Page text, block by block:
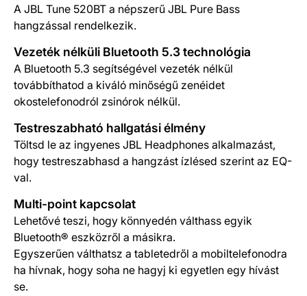
A JBL Tune 520BT a népszerű JBL Pure Bass
hangzással rendelkezik.
Vezeték nélküli Bluetooth 5.3 technológia
A Bluetooth 5.3 segítségével vezeték nélkül
továbbíthatod a kiváló minőségű zenéidet
okostelefonodról zsinórok nélkül.
Testreszabható hallgatási élmény
Töltsd le az ingyenes JBL Headphones alkalmazást,
hogy testreszabhasd a hangzást ízlésed szerint az EQ-
val.
Multi-point kapcsolat
Lehetővé teszi, hogy könnyedén válthass egyik
Bluetooth® eszközről a másikra.
Egyszerűen válthatsz a tabletedről a mobiltelefonodra
ha hívnak, hogy soha ne hagyj ki egyetlen egy hívást
se.